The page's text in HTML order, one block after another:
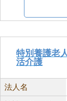
特別養護老
活介護
法人名